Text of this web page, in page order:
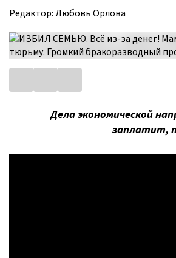
Редактор: Любовь Орлова
Дела экономической
заплатит,